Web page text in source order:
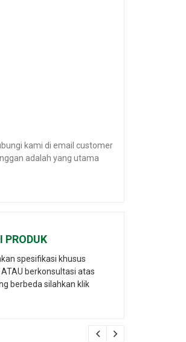
kami di email customer
adalah yang utama
PRODUK
spesifikasi khusus
berkonsultasi atas
berbeda silahkan klik